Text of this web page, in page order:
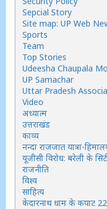
Sepcial Story
Site map: UP Web
Sports
Team
Top Stories
Udeesha Chaupala
UP Samachar
Uttar Pradesh
Video
अध्यात्म
उत्तराखंड
काव्य
नन्दा राजजात यात्रा-
यूजीसी विरोध: बरेली के
राजनीति
विश्व
साहित्य
केदारनाथ धाम के कपाट